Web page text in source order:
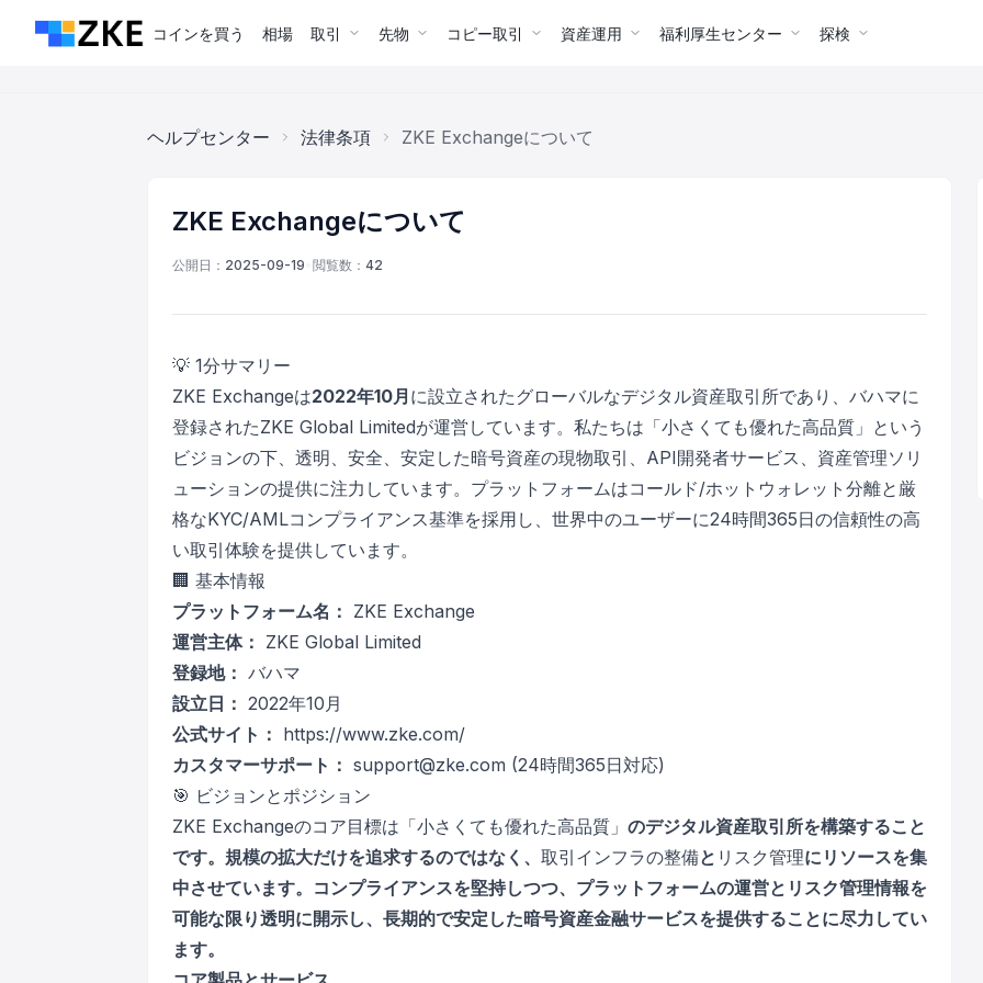
コインを買う 相場 取引 先物 コピー取引 資産運用 福利厚生センター 探検
ヘルプセンター 法律条項 ZKE Exchangeについて
ZKE Exchangeについて
公開日： 2025-09-19 閲覧数： 42
💡 1分サマリー
ZKE Exchangeは2022年10月 に設立されたグローバルなデジタル資産取引所であり、バハマに
登録されたZKE Global Limitedが運営しています。私たちは「小さくても優れた高品質」という
ビジョンの下、透明、安全、安定した暗号資産の現物取引、API開発者サービス、資産管理ソリ
ューションの提供に注力しています。プラットフォームはコールド/ホットウォレット分離と厳
格なKYC/AMLコンプライアンス基準を採用し、世界中のユーザーに24時間365日の信頼性の高
い取引体験を提供しています。
🏢 基本情報
プラットフォーム名： ZKE Exchange
運営主体： ZKE Global Limited
登録地： バハマ
設立日： 2022年10月
公式サイト： https://www.zke.com/
カスタマーサポート： support@zke.com (24時間365日対応)
🎯 ビジョンとポジション
ZKE Exchangeのコア目標は「小さくても優れた高品質」 のデジタル資産取引所を構築すること
です。規模の拡大だけを追求するのではなく、 取引インフラの整備と リスク管理にリソースを集
中させています。コンプライアンスを堅持しつつ、プラットフォームの運営とリスク管理情報を
可能な限り透明に開示し、長期的で安定した暗号資産金融サービスを提供することに尽力してい
ます。